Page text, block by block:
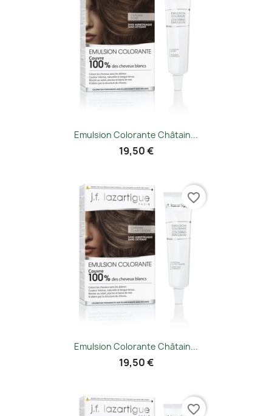
Emulsion Colorante Châtain...
19,50 €
Emulsion Colorante Châtain...
19,50 €
favorite_border
favorite_border